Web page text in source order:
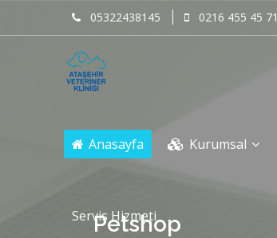
05322438145 0216 455 45 71
Anasayfa Kurumsal
Servis Hizmeti
Petshop